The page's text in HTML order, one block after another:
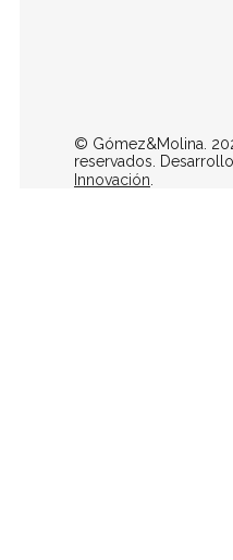
© Gómez&Molina.
reservados.
Innovación